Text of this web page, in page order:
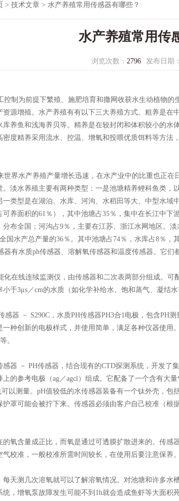
> 技术文章 > 水产养殖常用传感器有哪些？
水产养殖常用传
浏览次数： 2796 发布日期：
制为前提下繁殖、施肥培育和撒网收获水生动植物的
资源增殖。水产养殖有有以下三大养殖方式。粗养是
库养鱼和浅海养贝等。精养是在较封闭和体积较小的
度精养采用流水、控温、增氧和投喂优质饵料等方法
界水产养殖产量增长迅速，在水产业中的比重也正在
。淡水养殖主要有两种类型：一是池塘精养鲤科鱼类
一类型是在湖泊、水库、河沟、水稻田等大、中型水域
可养面积的61％），其中池塘占35％，集中在长江中
分布全国；河沟占9％，主要在江苏、浙江水网地区。
国水产总产量的36％。其中池塘占74％，水库占8％，
有水质ph传感器、溶解氧传感器和温度传感器。它们
在线连续监测仪，由传感器和二次表两部分组成。
于3μs／cm的水质（如化学补给水、饱和蒸气、凝结水
感器 － S290C，水质PH传感器PH3合1电极，包含PH
一种创新的电极样式，并使用简单，满足各种仪器使
。
感器 － PH传感器，结合现有的CTD探测系统，开发了
上的参考电极（ag／agcl）组成。它配备了一个含有大
以测量。pH值较低的水传感器装备有一个钛外壳，包
护罩可能会被拧下来。传感器必须由客户自己校准（根
氧含量成正比，而氧是通过可透膜扩散进来的。传感
气校准，一般校准所需时间较长，在使用后要注意保
天测几次溶氧就可以了解溶氧情况。对池塘和许多水
统，增氧泵故障发生可能不到1h就会造成鱼虾等大面